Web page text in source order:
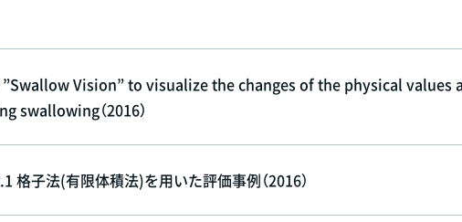
Vision” to visualize the changes of the physical values
（2016）
子法(有限体積法)を用いた評価事例（2016）